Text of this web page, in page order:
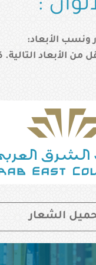
:
ونسب الأبعاد:
من الأبعاد
الشعار